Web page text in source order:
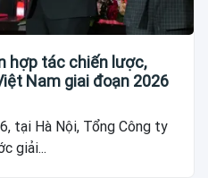
hợp tác chiến lược,
Nam giai đoạn 2026
tại Hà Nội, Tổng Công ty
giải...